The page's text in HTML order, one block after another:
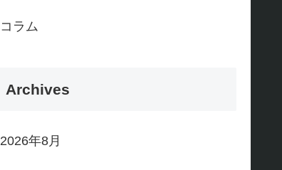
コラム
Archives
2026年8月